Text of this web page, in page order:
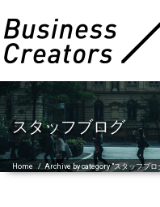
スタッフブログ
Home /Archive by category "スタッフブロ